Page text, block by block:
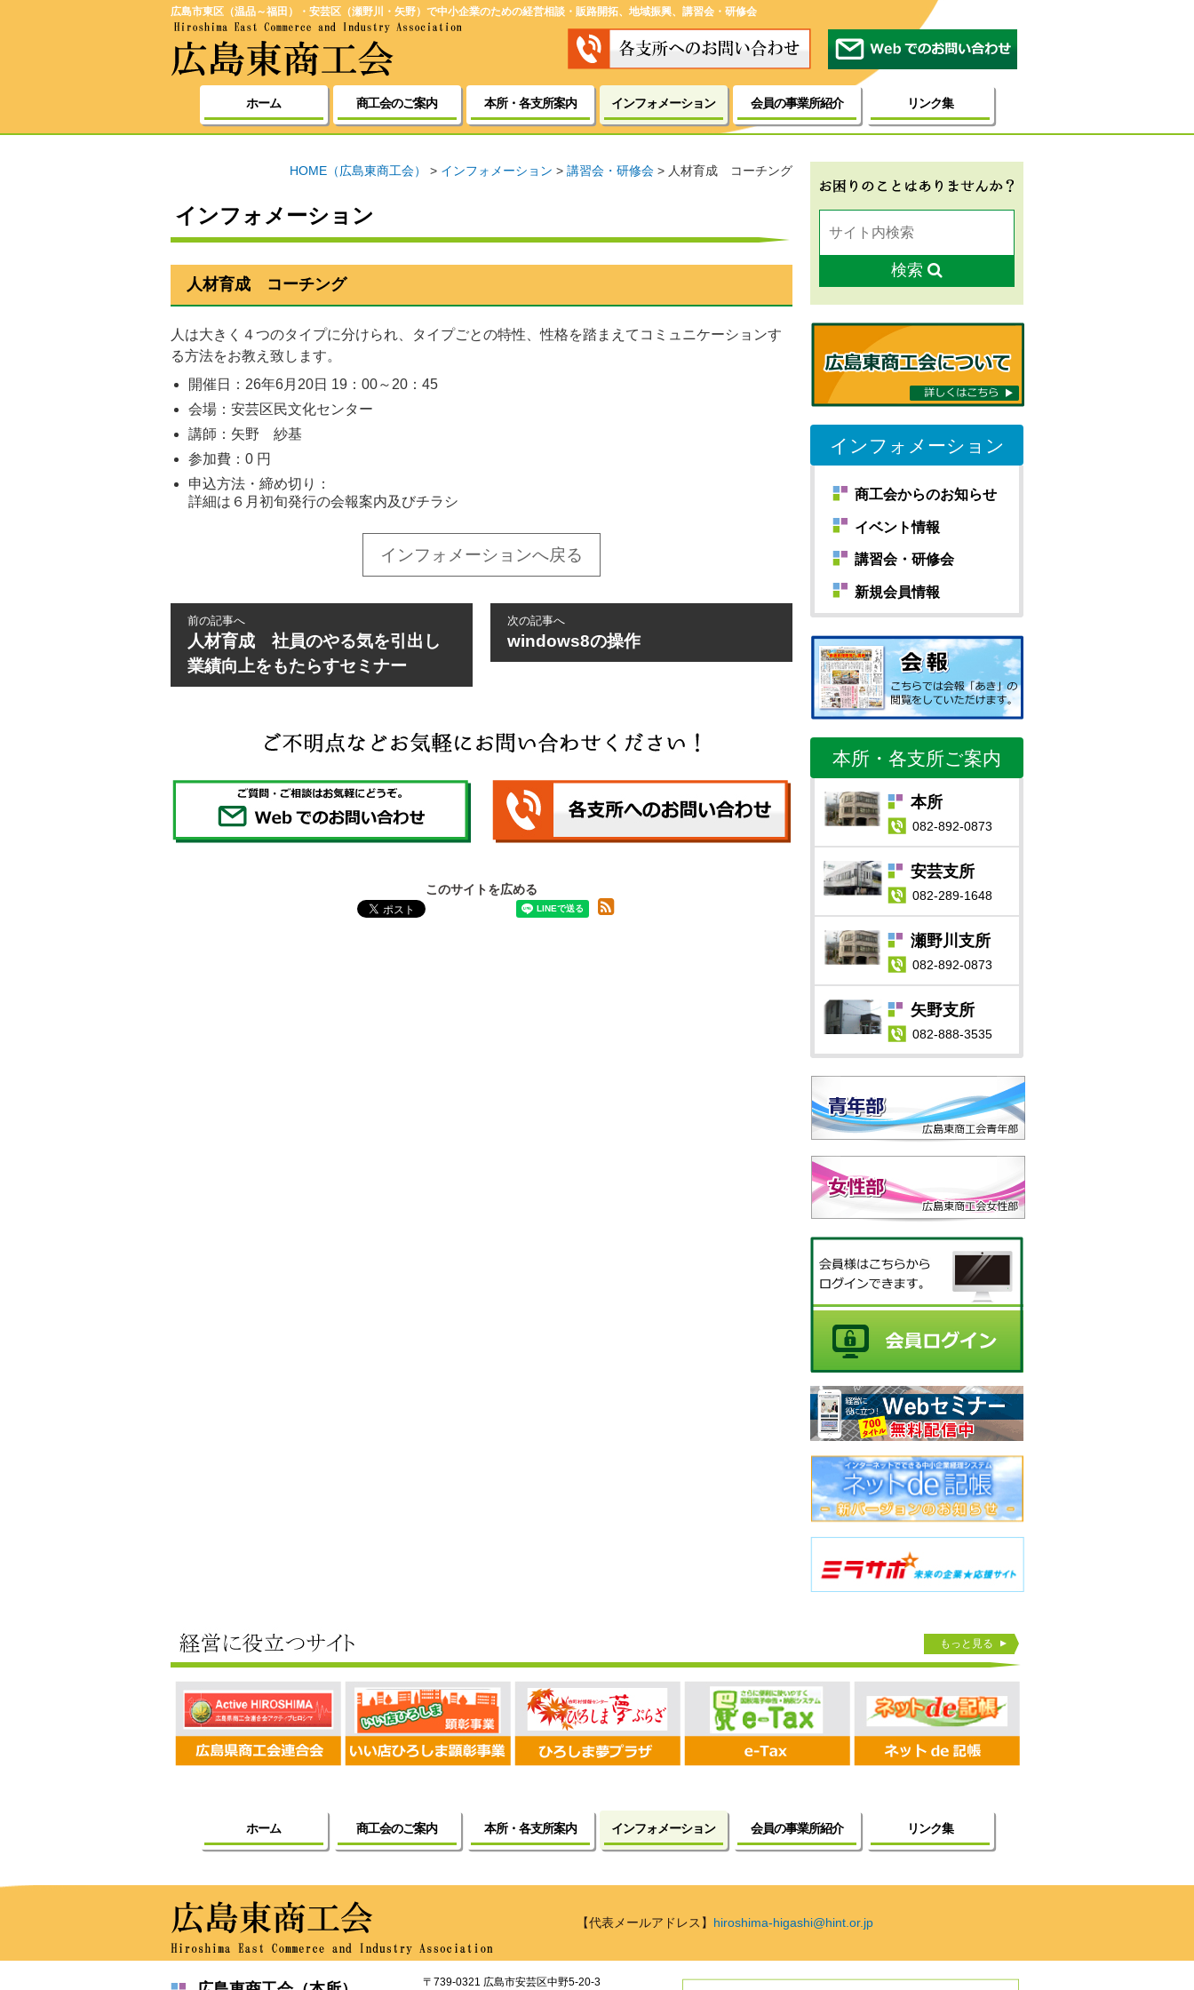
広島市東区（温品～福田）・安芸区（瀬野川・矢野）で中小企業のための経営相談・販路開拓、地域振興、講習会・研修会
ホーム 商工会のご案内 本所・各支所案内 インフォメーション 会員の事業所紹介 リンク集
HOME（広島東商工会） > インフォメーション > 講習会・研修会 > 人材育成 コーチング
インフォメーション
人材育成 コーチング
人は大きく４つのタイプに分けられ、タイプごとの特性、性格を踏まえてコミュニケーションす
る方法をお教え致します。
開催日： 26年6月20日 19：00～20：45
会場： 安芸区民文化センター
講師： 矢野 紗基
参加費： 0 円
申込方法・締め切り
：
詳細は６月初旬発行の会報案内及びチラシ
インフォメーションへ戻る
前の記事へ
人材育成 社員のやる気を引出し
業績向上をもたらすセミナー
次の記事へ
windows8の操作
このサイトを広める
インフォメーション
商工会からのお知らせ
イベント情報
講習会・研修会
新規会員情報
本所・各支所ご案内
本所
082-892-0873
安芸支所
082-289-1648
瀬野川支所
082-892-0873
矢野支所
082-888-3535
もっと見る
ホーム 商工会のご案内 本所・各支所案内 インフォメーション 会員の事業所紹介 リンク集
【代表メールアドレス】 hiroshima-higashi@hint.or.jp
〒739-0321 広島市安芸区中野5-20-3